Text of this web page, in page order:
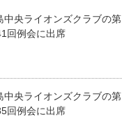
中央ライオンズクラブの第
回例会に出席
中央ライオンズクラブの第
回例会に出席